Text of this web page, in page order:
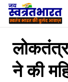
ने की